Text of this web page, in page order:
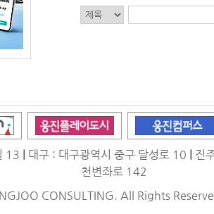
13 | 대구 : 대구광역시 중구 달성로 10 | 진
천변좌로 142
CONSULTING. All Rights